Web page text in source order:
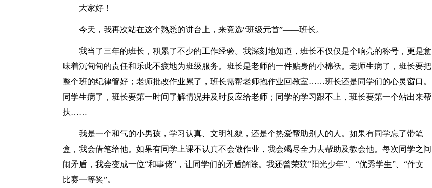
大家好！
今天，我再次站在这个熟悉的讲台上，来竞选“班级元首”——班长。
我当了三年的班长，积累了不少的工作经验。我深刻地知道，班长不仅仅是个响亮的称号，更是意
味着沉甸甸的责任和乐此不疲地为班级服务。班长是老师的一件贴身的小棉袄。老师生病了，班长要把
整个班的纪律管好；老师批改作业累了，班长需帮老师抱作业回教室……班长还是同学们的心灵窗口。
同学生病了，班长要第一时间了解情况并及时反应给老师；同学的学习跟不上，班长要第一个站出来帮
扶……
我是一个和气的小男孩，学习认真、文明礼貌，还是个热爱帮助别人的人。如果有同学忘了带笔
盒，我会借笔给他。如果有同学上课不认真不会做作业，我会竭尽全力去帮助及教会他。每次同学之间
闹矛盾，我会变成一位“和事佬”，让同学们的矛盾解除。我还曾荣获“阳光少年”、“优秀学生”、“作文
比赛一等奖”。